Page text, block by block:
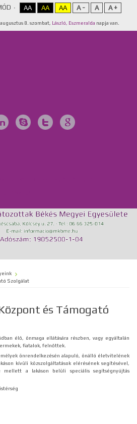
AA AA AA A - A A +
8. szombat, László, Eszmeralda napja van.
Szolgálat
és Támogató
élő, önmaga ellátására részben, vagy egyáltalán
fiatalok, felnőttek.
önrendelkezésén alapuló, önálló életvitelének
kívüli közszolgáltatások elérésének segítésével,
mellett a lakáson belüli speciális segítségnyújtás